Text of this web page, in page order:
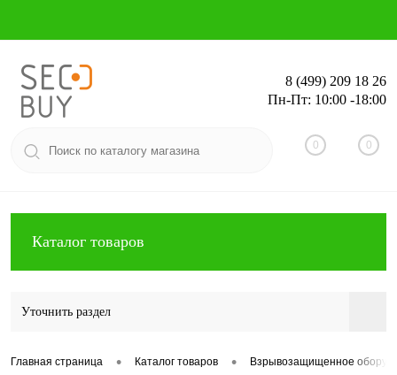
Вход Регистрация
8 (499) 209 18 26
Пн-Пт: 10:00 -18:00
0 0
Каталог товаров
Уточнить раздел
Главная страница • Каталог товаров • Взрывозащищенное